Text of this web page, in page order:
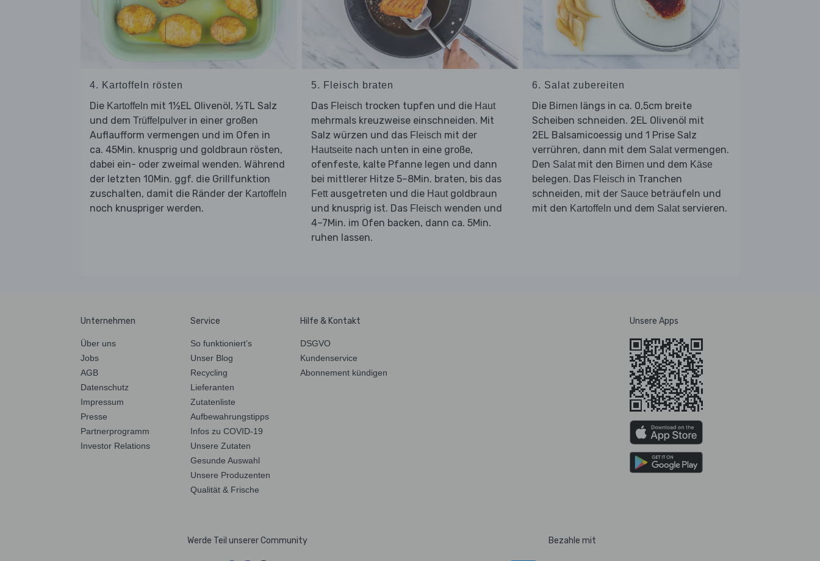
4. Kartoffeln rösten
Die Kartoffeln mit 1½EL Olivenöl, ½TL Salz
und dem Trüffelpulver in einer großen
Auflaufform vermengen und im Ofen in
ca. 45Min. knusprig und goldbraun rösten,
dabei ein- oder zweimal wenden. Während
der letzten 10Min. ggf. die Grillfunktion
zuschalten, damit die Ränder der Kartoffeln
noch knuspriger werden.
5. Fleisch braten
Das Fleisch trocken tupfen und die Haut
mehrmals kreuzweise einschneiden. Mit
Salz würzen und das Fleisch mit der
Hautseite nach unten in eine große,
ofenfeste, kalte Pfanne legen und dann
bei mittlerer Hitze 5–8Min. braten, bis das
Fettausgetreten und die Hautgoldbraun
und knusprig ist. Das Fleisch wenden und
4–7Min. im Ofen backen, dann ca. 5Min.
ruhen lassen.
6. Salat zubereiten
Die Birnen längs in ca. 0,5cm breite
Scheiben schneiden. 2EL Olivenöl mit
2EL Balsamicoessig und 1 Prise Salz
verrühren, dann mit dem Salat vermengen.
Den Salat mit den Birnen und dem Käse
belegen. Das Fleisch in Tranchen
schneiden, mit der Sauce beträufeln und
mit den Kartoffeln und dem Salat servieren.
Unternehmen
Über uns
Jobs
AGB
Datenschutz
Impressum
Presse
Partnerprogramm
Investor Relations
Service
So funktioniert’s
Unser Blog
Recycling
Lieferanten
Zutatenliste
Aufbewahrungstipps
Infos zu COVID-19
Unsere Zutaten
Gesunde Auswahl
Unsere Produzenten
Qualität & Frische
Hilfe & Kontakt
DSGVO
Kundenservice
Abonnement kündigen
Unsere Apps
Werde Teil unserer Community Bezahle mit